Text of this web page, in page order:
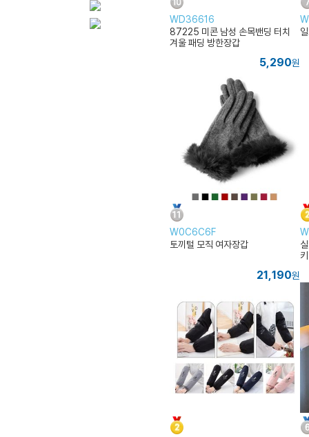
WD36616
87225 미콘 남성 손목밴딩 터치
겨울 패딩 방한장갑
5,290원
W0C6C6F
토끼털 모직 여자장갑
21,190원